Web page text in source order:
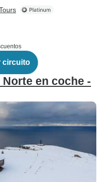
circuito
en coche -